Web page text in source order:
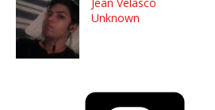
Unknown